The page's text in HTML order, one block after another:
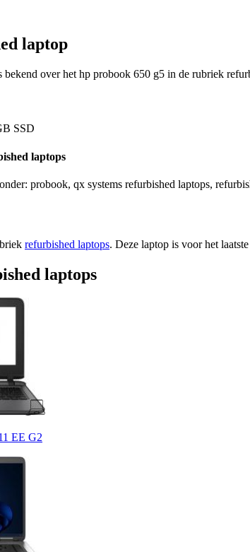
laptop
over het hp probook 650 g5 in de rubriek
SSD
laptops
probook, qx systems refurbished laptops,
refurbished laptops. Deze laptop is voor het
laptops
EE G2